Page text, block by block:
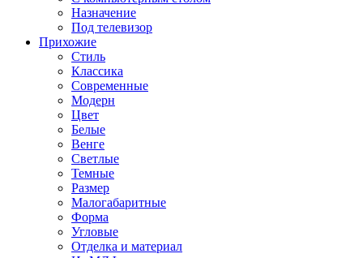
Назначение
Под телевизор
Прихожие
Стиль
Классика
Современные
Модерн
Цвет
Белые
Венге
Светлые
Темные
Размер
Малогабаритные
Форма
Угловые
Отделка и материал